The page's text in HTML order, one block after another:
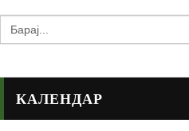
Search
for:
КАЛЕНДАР